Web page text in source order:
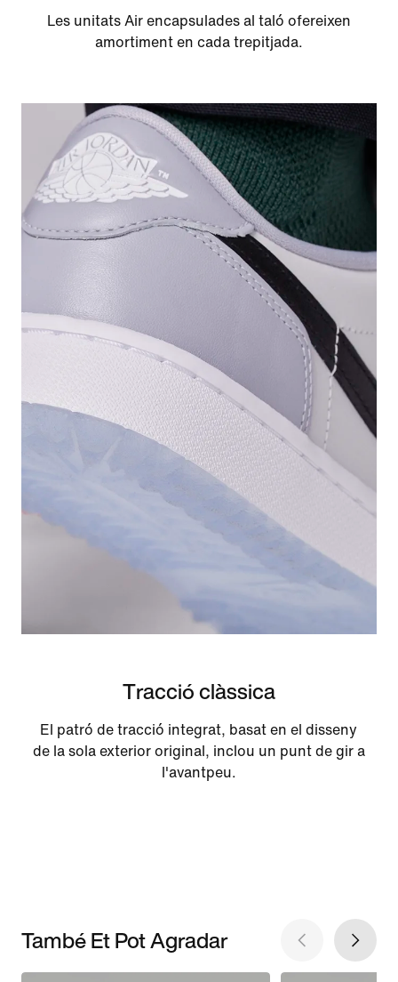
Les unitats Air encapsulades al taló ofereixen
amortiment en cada trepitjada.
Tracció clàssica
El patró de tracció integrat, basat en el disseny
de la sola exterior original, inclou un punt de gir a
l'avantpeu.
També Et Pot Agradar